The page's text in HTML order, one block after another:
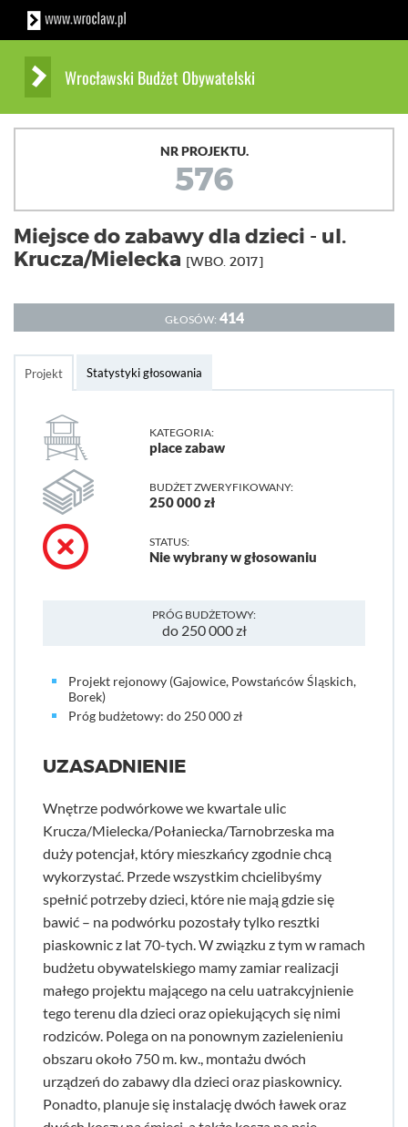
Wrocławski Budżet Obywatelski
NR PROJEKTU.
576
Miejsce do zabawy dla dzieci - ul.
Krucza/Mielecka [WBO. 2017]
GŁOSÓW: 414
Projekt Statystyki głosowania
KATEGORIA:
place zabaw
BUDŻET ZWERYFIKOWANY:
250 000 zł
STATUS:
Nie wybrany w głosowaniu
PRÓG BUDŻETOWY:
do 250 000 zł
Projekt rejonowy (Gajowice, Powstańców Śląskich,
Borek)
Próg budżetowy: do 250 000 zł
UZASADNIENIE
Wnętrze podwórkowe we kwartale ulic
Krucza/Mielecka/Połaniecka/Tarnobrzeska ma
duży potencjał, który mieszkańcy zgodnie chcą
wykorzystać. Przede wszystkim chcielibyśmy
spełnić potrzeby dzieci, które nie mają gdzie się
bawić – na podwórku pozostały tylko resztki
piaskownic z lat 70-tych. W związku z tym w ramach
budżetu obywatelskiego mamy zamiar realizacji
małego projektu mającego na celu uatrakcyjnienie
tego terenu dla dzieci oraz opiekujących się nimi
rodziców. Polega on na ponownym zazielenieniu
obszaru około 750 m. kw., montażu dwóch
urządzeń do zabawy dla dzieci oraz piaskownicy.
Ponadto, planuje się instalację dwóch ławek oraz